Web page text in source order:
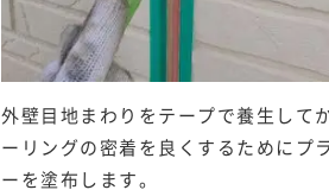
外壁目地まわりをテープで養生して
ーリングの密着を良くするためにプ
ーを塗布します。